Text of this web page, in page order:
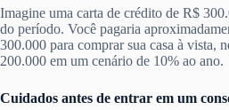
Imagine uma carta de crédito de R$
do período. Você pagaria
300.000 para comprar sua casa à vista,
200.000 em um cenário de 10% ao ano.
Cuidados antes de entrar em um